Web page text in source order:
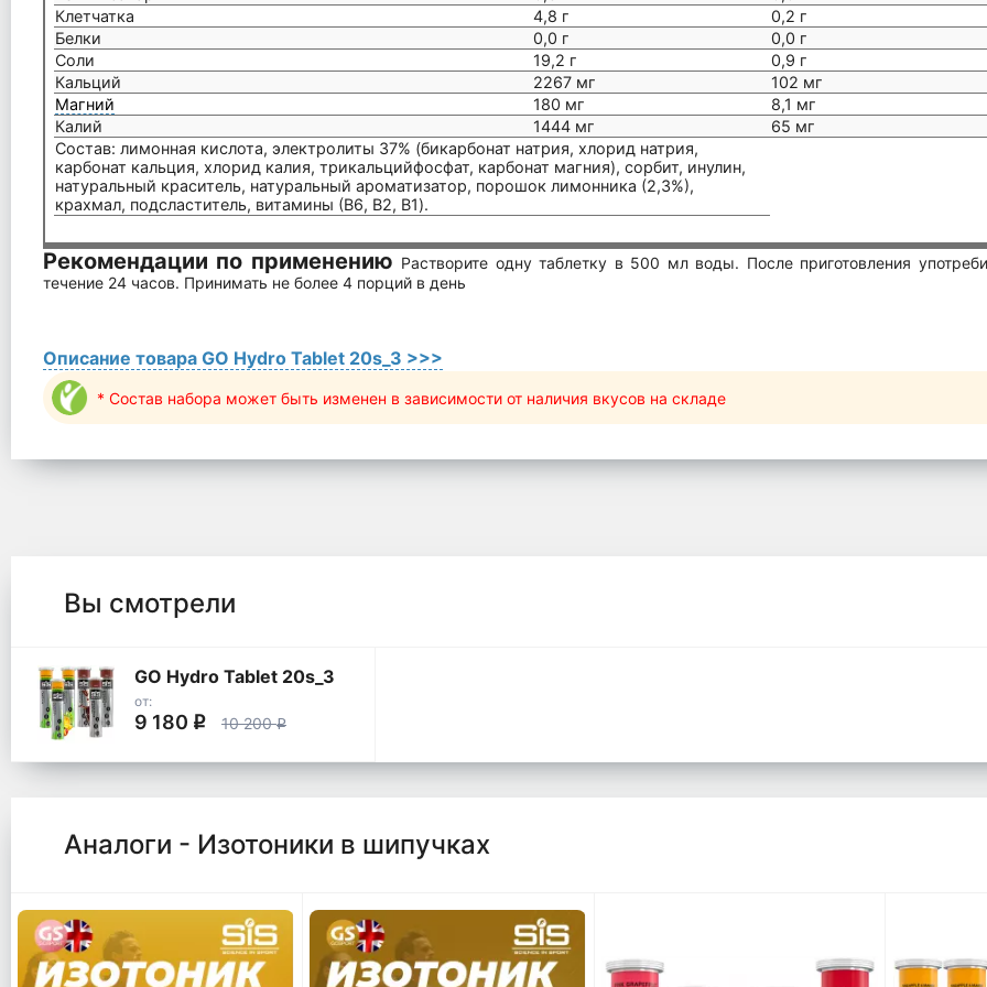
Клетчатка
4,8 г
0,2 г
Белки
0,0 г
0,0 г
Соли
19,2 г
0,9 г
Кальций
2267 мг
102 мг
Магний
180 мг
8,1 мг
Калий
1444 мг
65 мг
Состав: лимонная кислота, электролиты 37% (бикарбонат натрия, хлорид натрия,
карбонат кальция, хлорид калия, трикальцийфосфат, карбонат магния), сорбит, инулин,
натуральный краситель, натуральный ароматизатор, порошок лимонника (2,3%),
крахмал, подсластитель, витамины (В6, В2, B1).
Рекомендации по применению Растворите одну таблетку в 500 мл воды. После приготовления
течение 24 часов. Принимать не более 4 порций в день
Описание товара GO Hydro Tablet 20s_3 >>>
* Состав набора может быть изменен в зависимости от наличия вкусов на складе
Вы смотрели
GO Hydro Tablet 20s_3
от:
9 180 q 10 200q
Аналоги - Изотоники в шипучках